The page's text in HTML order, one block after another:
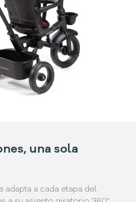
una sola
adapta a cada etapa del